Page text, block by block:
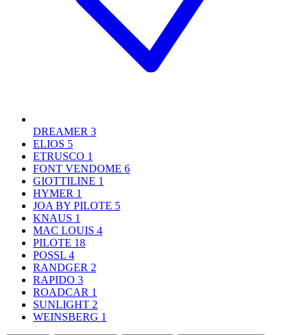
DREAMER 3
ELIOS 5
ETRUSCO 1
FONT VENDOME 6
GIOTTILINE 1
HYMER 1
JOA BY PILOTE 5
KNAUS 1
MAC LOUIS 4
PILOTE 18
POSSL 4
RANDGER 2
RAPIDO 3
ROADCAR 1
SUNLIGHT 2
WEINSBERG 1